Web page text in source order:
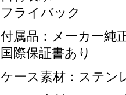
フライバック
付属品：メーカー純
国際保証書あり
ケース素材：ステン